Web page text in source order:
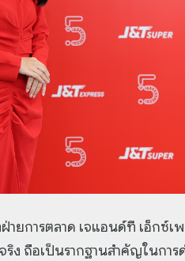
ายการตลาด เจแอนด์ที เอ็กซ์เ
ริง ถือเป็นรากฐานสำคัญในกา